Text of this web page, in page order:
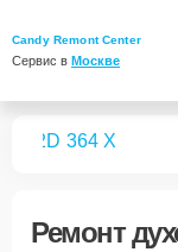
Candy Remont Center
Сервис в Москве
2D 364 X
Ремонт